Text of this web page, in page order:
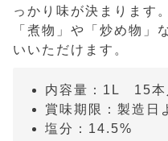
っかり味が決まります
「煮物」や「炒め物」
いいただけます。
内容量：1L 15本
賞味期限：製造日
塩分：14.5%